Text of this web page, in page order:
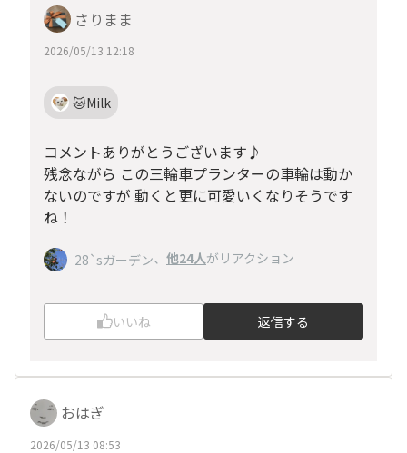
さりまま
2026/05/13 12:18
🐱Milk
コメントありがとうございます♪
残念ながら この三輪車プランターの車輪は動か
ないのですが 動くと更に可愛いくなりそうです
ね！
28`sガーデン、 他24人がリアクション
いいね 返信する
おはぎ
2026/05/13 08:53